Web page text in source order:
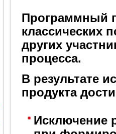
Программный
классических
других
процесса.
В результате
продукта
Исключение